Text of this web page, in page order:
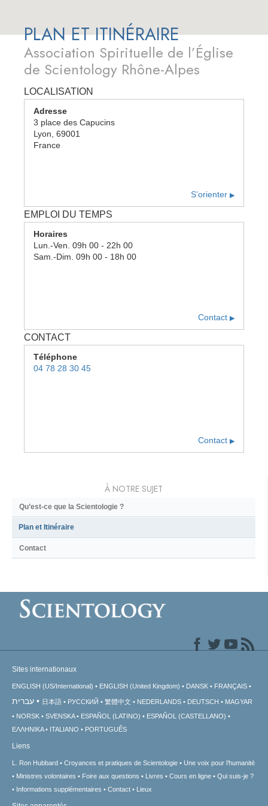
PLAN ET ITINÉRAIRE
Association Spirituelle de l’Église
de Scientology Rhône-Alpes
LOCALISATION
Adresse
3 place des Capucins
Lyon, 69001
France
S’orienter ▶
EMPLOI DU TEMPS
Horaires
Lun.-Ven. 09h 00 - 22h 00
Sam.- Dim. 09h 00 - 18h 00
Contact ▶
CONTACT
Téléphone
04 78 28 30 45
Contact ▶
À NOTRE SUJET
Qu’est-ce que la Scientologie ?
Plan et Itinéraire
Contact
Sites internationaux
ENGLISH (US/International) ENGLISH (United Kingdom) DANSK FRANÇAIS
עברית 日本語 РУССКИЙ 繁體中文 NEDERLANDS DEUTSCH
MAGYAR
NORSK
SVENSKA ESPAÑOL (LATINO)
ESPAÑOL (CASTELLANO)
ΕΛΛΗΝΙΚA
ITALIANO PORTUGUÊS
Liens
L. Ron Hubbard Croyances et pratiques de Scientologie
Une voix pour l’humanité
Ministres volontaires
Foire aux questions Livres Cours en ligne
Qui suis-je ?
Informations supplémentaires
Contact Lieux